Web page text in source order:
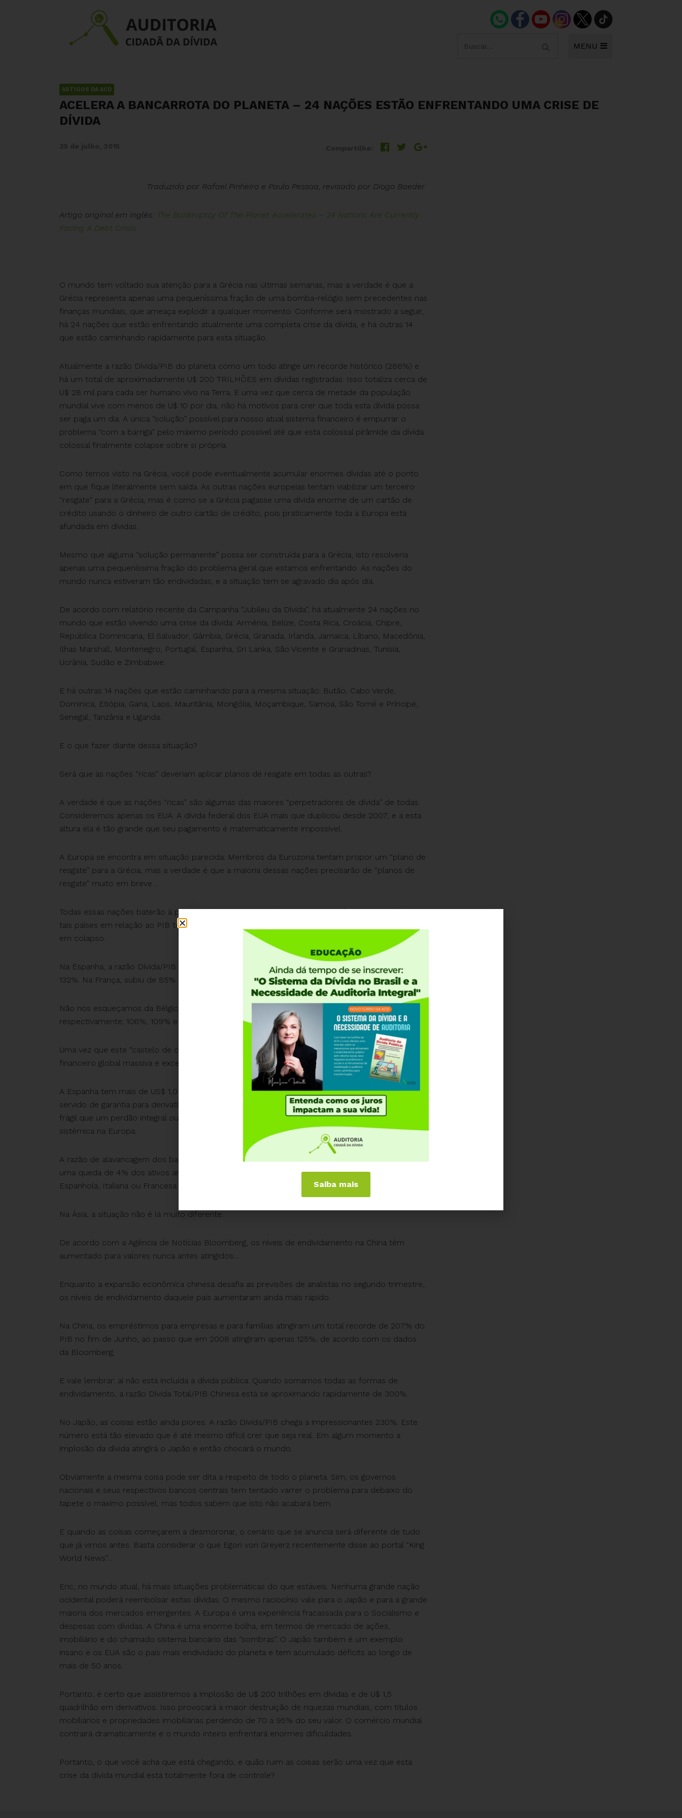
MENU
ARTIGOS DA ACD
ACELERA A BANCARROTA DO PLANETA – 24 NAÇÕES ESTÃO ENFRENTANDO UMA CRISE DE
DÍVIDA
Traduzido por Rafael Pinheiro e Paulo Pessoa, revisado por Diogo Baeder
Artigo original em inglês: The Bankruptcy Of The Planet Accelerates – 24 Nations Are Currently
Facing A Debt Crisis
O mundo tem voltado sua atenção para a Grécia nas últimas semanas, mas a verdade é que a
Grécia representa apenas uma pequeníssima fração de uma bomba-relógio sem precedentes nas
finanças mundiais, que ameaça explodir a qualquer momento. Conforme será mostrado a seguir,
há 24 nações que estão enfrentando atualmente uma completa crise da dívida, e há outras 14
que estão caminhando rapidamente para esta situação.
Atualmente a razão Dívida/PIB do planeta como um todo atinge um recorde histórico (286%) e
há um total de aproximadamente U$ 200 TRILHÕES em dívidas registradas. Isso totaliza cerca de
U$ 28 mil para cada ser humano vivo na Terra. E uma vez que cerca de metade da população
mundial vive com menos de U$ 10 por dia, não há motívos para crer que toda esta dívida possa
ser paga um dia. A única “solução” possível para nosso atual sistema financeiro é empurrar o
problema “com a barriga” pelo máximo período possível até que esta colossal pirâmide da dívida
colossal finalmente colapse sobre si própria.
Como temos visto na Grécia, você pode eventualmente acumular enormes dívidas até o ponto
em que fique literalmente sem saída. As outras nações europeias tentam viabilizar um terceiro
“resgate” para a Grécia, mas é como se a Grécia pagasse uma dívida enorme de um cartão de
crédito usando o dinheiro de outro cartão de crédito, pois praticamente toda a Europa está
afundada em dívidas.
Mesmo que alguma “solução permanente” possa ser construída para a Grécia, isto resolveria
apenas uma pequeníssima fração do problema geral que estamos enfrentando. As nações do
mundo nunca estiveram tão endividadas, e a situação tem se agravado dia após dia.
De acordo com relatório recente da Campanha “Jubileu da Dívida”, há atualmente 24 nações no
mundo que estão vivendo uma crise da dívida: Armênia, Belize, Costa Rica, Croácia, Chipre,
República Dominicana, El Salvador, Gâmbia, Grécia, Granada, Irlanda, Jamaica, Líbano, Macedônia,
Ilhas Marshall, Montenegro, Portugal, Espanha, Sri Lanka, São Vicente e Granadinas, Tunísia,
Ucrânia, Sudão e Zimbabwe.
E há outras 14 nações que estão caminhando para a mesma situação: Butão, Cabo Verde,
Dominica, Etiópia, Gana, Laos, Mauritânia, Mongólia, Moçambique, Samoa, São Tomé e Príncipe,
Senegal, Tanzânia e Uganda.
E o que fazer diante dessa situação?
Será que as nações “ricas” deveriam aplicar planos de resgate em todas as outras?
A verdade é que as nações “ricas” são algumas das maiores “perpetradores de dívida” de todas.
Consideremos apenas os EUA. A dívida federal dos EUA mais que duplicou desde 2007, e a esta
altura ela é tão grande que seu pagamento é matematicamente impossível.
A Europa se encontra em situação parecida. Membros da Eurozona tentam propor um “plano de
resgate” para a Grécia, mas a verdade é que a maioria dessas nações precisarão de “planos de
resgate” muito em breve…
Todas essas nações baterão à porta pedindo ajuda em algum momento. O fato é que a dívida de
tais países em relação ao PIB tem disparado desde 2012, quando a União Europeia quase entrou
em colapso.
Na Espanha, a razão Dívida/PIB aumentou de 69% para 98%. Na Itália, aumentou de 116% para
132%. Na França, subiu de 85% para 95%.
Não nos esqueçamos da Bélgica, Irlanda e Portugal, cujas razões Dívida/PIB são,
respectivamente: 106%, 109% e 130%.
Uma vez que este “castelo de cartas” começar a cair, as consequências para nosso sistema
financeiro global massiva e excessivamente alavancado serão absolutamente catastróficas.
A Espanha tem mais de US$ 1,0 trilhão em dívida… e a Itália tem €2,6 trilhões. Estes títulos têm
servido de garantia para derivativos que somam dezenas de trilhões de Euros. O sistema é tão
frágil que um perdão integral ou parcial da dívida para algum destes países provocaria uma crise
sistêmica na Europa.
A razão de alavancagem dos bancos Europeus como um todo é de 26 para 1. Neste patamar,
uma queda de 4% dos ativos anularia TODO o seu capital. E qualquer perdão da dívida Grega,
Espanhola, Italiana ou Francesa significaria muito mais que esses 4%.
Na Ásia, a situação não é lá muito diferente.
De acordo com a Agência de Notícias Bloomberg, os níveis de endividamento na China têm
aumentado para valores nunca antes atingidos…
Enquanto a expansão econômica chinesa desafia as previsões de analistas no segundo trimestre,
os níveis de endividamento daquele país aumentaram ainda mais rápido.
Na China, os empréstimos para empresas e para famílias atingiram um total recorde de 207% do
PIB no fim de Junho, ao passo que em 2008 atingiram apenas 125%, de acordo com os dados
da Bloomberg.
E vale lembrar: aí não está incluída a dívida pública. Quando somamos todas as formas de
endividamento, a razão Dívida Total/PIB Chinesa está se aproximando rapidamente de 300%.
No Japão, as coisas estão ainda piores. A razão Dívida/PIB chega a impressionantes 230%. Este
número está tão elevado que é até mesmo difícil crer que seja real. Em algum momento a
implosão da dívida atingirá o Japão e então chocará o mundo.
Obviamente a mesma coisa pode ser dita a respeito de todo o planeta. Sim, os governos
nacionais e seus respectivos bancos centrais tem tentado varrer o problema para debaixo do
tapete o máximo possível, mas todos sabem que isto não acabará bem.
E quando as coisas começarem a desmoronar, o cenário que se anuncia será diferente de tudo
que já vimos antes. Basta considerar o que Egon von Greyerz recentemente disse ao portal “King
World News”…
Eric, no mundo atual, há mais situações problemáticas do que estáveis. Nenhuma grande nação
ocidental poderá reembolsar estas dívidas. O mesmo raciocínio vale para o Japão e para a grande
maioria dos mercados emergentes. A Europa é uma experiência fracassada para o Socialismo e
despesas com dívidas. A China é uma enorme bolha, em termos de mercado de ações,
imobiliário e do chamado sistema bancário das “sombras”. O Japão também é um exemplo
insano e os EUA são o país mais endividado do planeta e tem acumulado déficits ao longo de
mais de 50 anos.
Portanto, é certo que assistiremos a implosão de U$ 200 trilhões em dívidas e de U$ 1,5
quadrilhão em derivativos. Isso provocará a maior destruição de riquezas mundiais, com títulos
mobiliários e propriedades imobiliárias perdendo de 70 a 95% do seu valor. O comércio mundial
contrairá dramaticamente e o mundo inteiro enfrentará enormes dificuldades.
Portanto, o que você acha que está chegando, e quão ruim as coisas serão uma vez que esta
crise da dívida mundial está totalmente fora de controle?
Saiba mais